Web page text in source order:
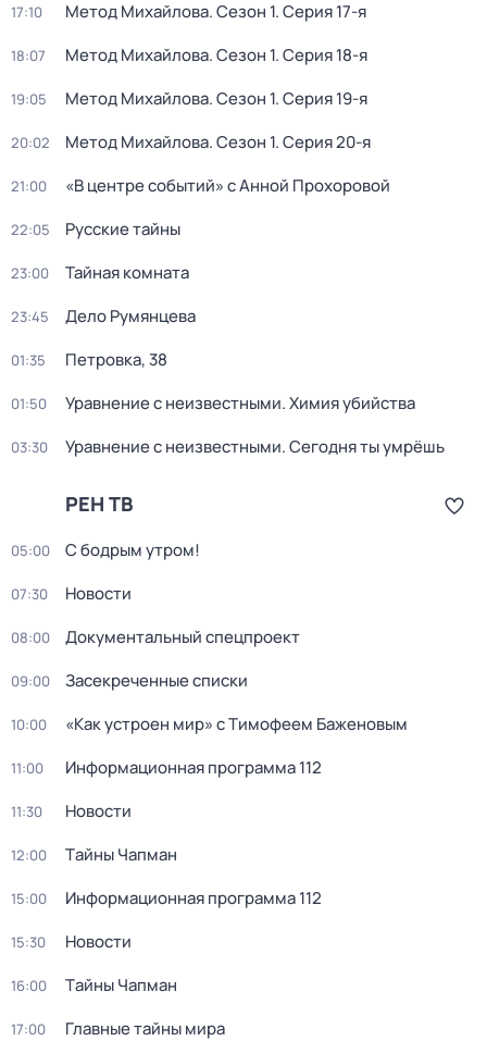
17:10 Метод Михайлова. Сезон 1. Серия 17-я
18:07 Метод Михайлова. Сезон 1. Серия 18-я
19:05 Метод Михайлова. Сезон 1. Серия 19-я
20:02 Метод Михайлова. Сезон 1. Серия 20-я
21:00 «В центре событий» с Анной Прохоровой
22:05 Русские тайны
23:00 Тайная комната
23:45 Дело Румянцева
01:35 Петровка, 38
01:50 Уравнение с неизвестными. Химия убийства
03:30 Уравнение с неизвестными. Сегодня ты умрёшь
РЕН ТВ
05:00 С бодрым утром!
07:30 Новости
08:00 Документальный спецпроект
09:00 Заcекрeченные списки
10:00 «Как устроен мир» с Тимофеем Баженовым
11:00 Информационная программа 112
11:30 Новости
12:00 Тaйны Чапман
15:00 Информационная программа 112
15:30 Новости
16:00 Тaйны Чапман
17:00 Главные тайны мира